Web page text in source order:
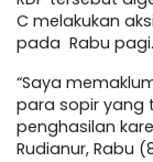
C melakukan
pada Rabu pagi.
“Saya
para sopir yang
penghasilan
Rudianur, Rabu